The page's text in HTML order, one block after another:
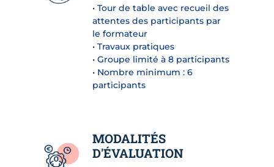
• Tour de table avec recueil des
attentes des participants par
le formateur
• Travaux pratiques
• Groupe limité à 8 participants
• Nombre minimum : 6
participants
MODALITÉS
D'ÉVALUATION